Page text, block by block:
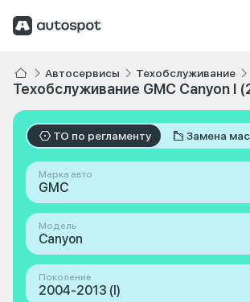
Автосервисы Техобслуживание
Техобслуживание GMC Canyon I
ТО по регламенту Замена
Марка авто
GMC
Модель
Canyon
Поколение
2004-2013 (I)